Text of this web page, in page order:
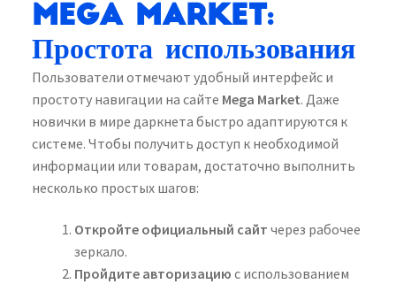
Mega Market:
Простота использования
Пользователи отмечают удобный интерфейс и
простоту навигации на сайте Mega Market. Даже
новички в мире даркнета быстро адаптируются к
системе. Чтобы получить доступ к необходимой
информации или товарам, достаточно выполнить
несколько простых шагов:
Откройте официальный сайт через рабочее
зеркало.
Пройдите авторизацию с использованием